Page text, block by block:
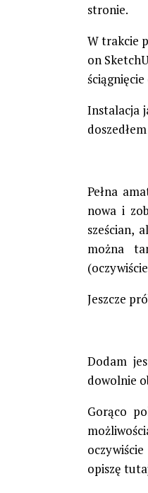
stronie.
W trakcie
on
Instalacja
Pełna
nowa i
sześcian,
można
Jeszcze
Dodam
dowolnie
Gorąco
opiszę